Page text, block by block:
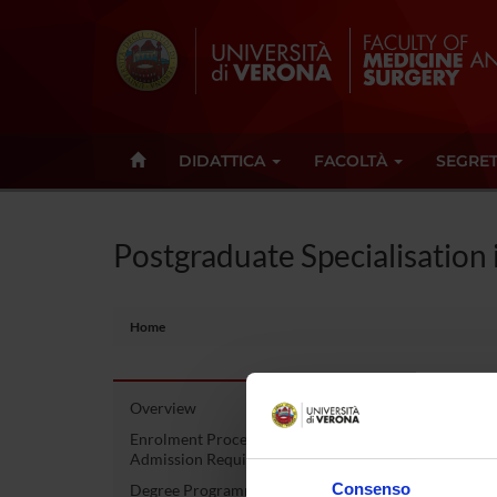
Consenso
DIDATTICA FACOLTÀ
Postgraduate
Home
Overview
Enrolment Procedures and
Admission Requirements
Degree Programme